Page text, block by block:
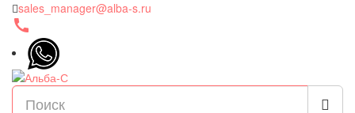
sales_manager@alba-s.ru
call